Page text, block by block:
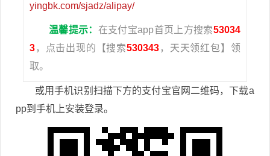
yingbk.com/sjadz/alipay/
温馨提示： 在支付宝app首页上方搜索53034
3，点击出现的【搜索530343 ，天天领红包】领
取。
或用手机识别扫描下方的支付宝官网二维码，下载a
pp到手机上安装登录。